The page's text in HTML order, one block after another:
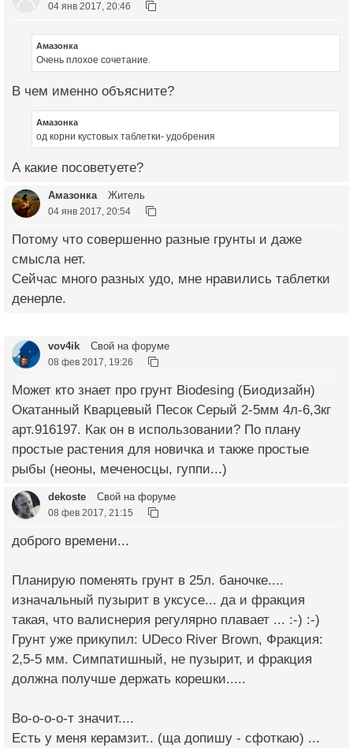
04 янв 2017, 20:46
Амазонка
Очень плохое сочетание.
В чем именно объясните?
Амазонка
од корни кустовых таблетки- удобрения
А какие посоветуете?
Амазонка Житель
04 янв 2017, 20:54
Потому что совершенно разные грунты и даже
смысла нет.
Сейчас много разных удо, мне нравились таблетки
денерле.
vov4ik Свой на форуме
08 фев 2017, 19:26
Может кто знает про грунт Biodesing (Биодизайн)
Окатанный Кварцевый Песок Серый 2-5мм 4л-6,3кг
арт.916197. Как он в использовании? По плану
простые растения для новичка и также простые
рыбы (неоны, меченосцы, гуппи...)
dekoste Свой на форуме
08 фев 2017, 21:15
доброго времени...
Планирую поменять грунт в 25л. баночке....
изначальный пузырит в уксусе... да и фракция
такая, что валиснерия регулярно плавает ... :-) :-)
Грунт уже прикупил: UDeco River Brown, Фракция:
2,5-5 мм. Симпатишный, не пузырит, и фракция
должна получше держать корешки.....
Во-о-о-о-т значит....
Есть у меня керамзит.. (ща допишу - сфоткаю) ...